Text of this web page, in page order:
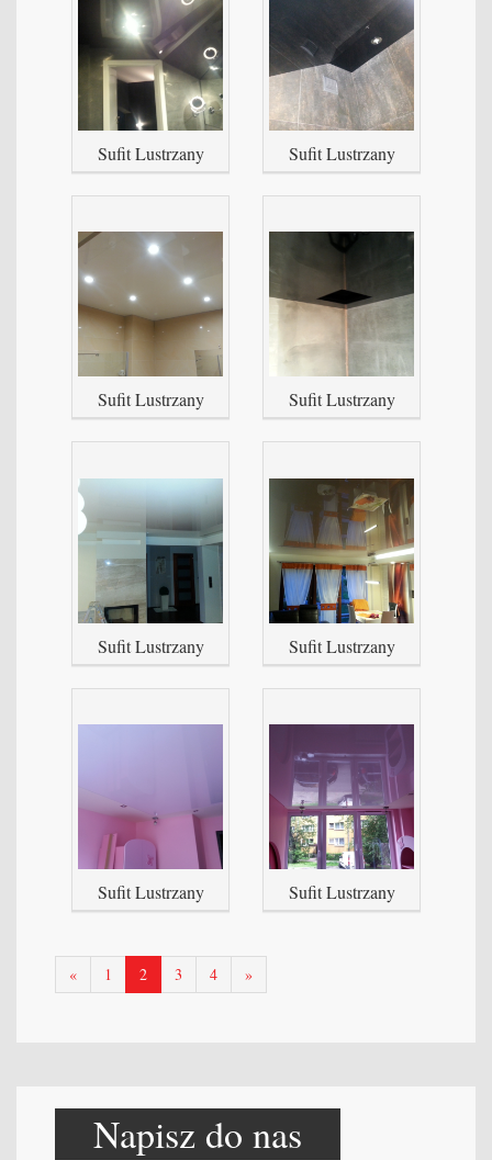
Sufit Lustrzany Sufit Lustrzany
Sufit Lustrzany Sufit Lustrzany
Sufit Lustrzany Sufit Lustrzany
Sufit Lustrzany Sufit Lustrzany
«poprzednia
strona
1 2 3 4
następna
strona
»
Napisz do nas